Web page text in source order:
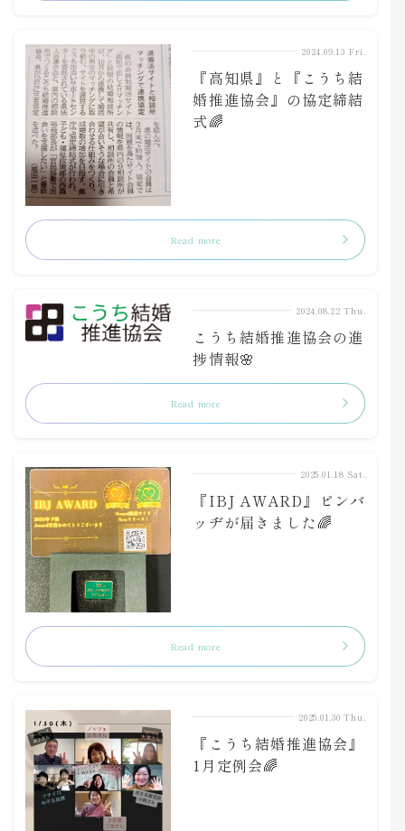
2024.09.13 Fri.
『高知県』と『こうち結
婚推進協会』の協定締結
式🌈
Read more
2024.08.22 Thu.
こうち結婚推進協会の進
捗情報🌸
Read more
2025.01.18 Sat.
『IBJ AWARD』ピンバ
ッヂが届きました🌈
Read more
2025.01.30 Thu.
『こうち結婚推進協会』
1月定例会🌈